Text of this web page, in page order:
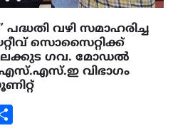
വഴി സമാഹരിച്ച
സൊസൈറ്റിക്ക്
ഗവ. മോഡൽ
വിഭാഗം